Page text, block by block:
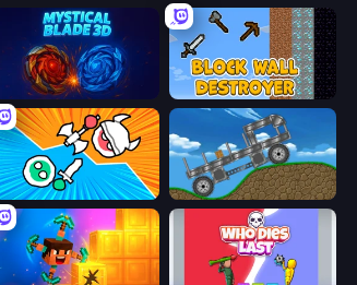
Mystical Blade Block Wall Destroyer
Merge Knights! Move It!